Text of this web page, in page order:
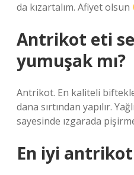
da kızartalım. Afiyet olsun
Antrikot eti
yumuşak mı?
Antrikot. En kaliteli
dana sırtından yapılır.
sayesinde ızgarada
En iyi antrikot